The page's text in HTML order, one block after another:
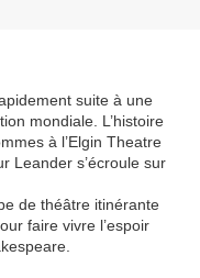
suite à une
mondiale. L’histoire
à l’Elgin Theatre
Leander s’écroule sur
de théâtre itinérante
faire vivre l’espoir